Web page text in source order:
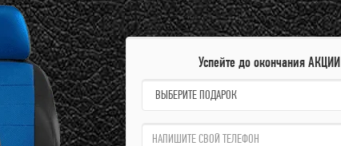
Успейте до окончания АКЦИИ
name:
qzw: